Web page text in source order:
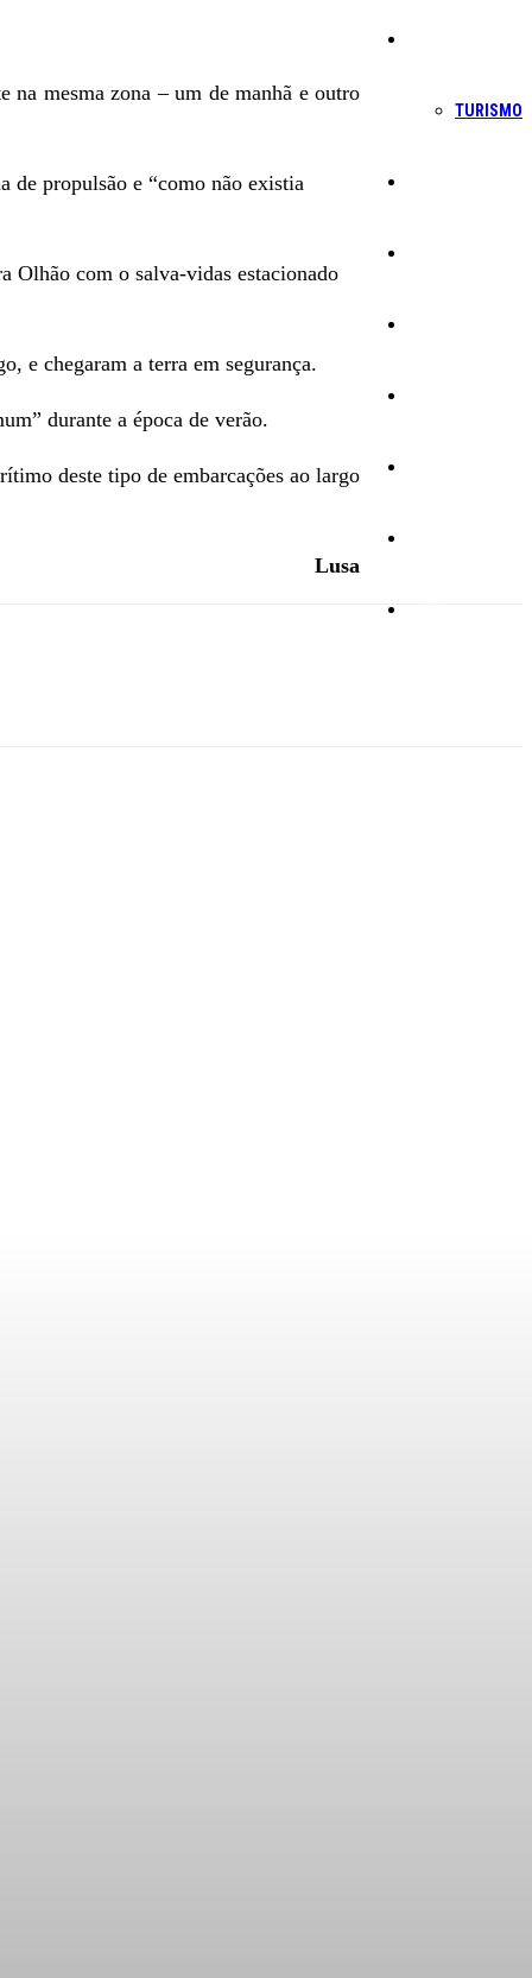
TURISMO
mesma zona – um de manhã e outro
de propulsão e “como não existia
Olhão com o salva-vidas estacionado
e chegaram a terra em segurança.
durante a época de verão.
deste tipo de embarcações ao largo
Lusa